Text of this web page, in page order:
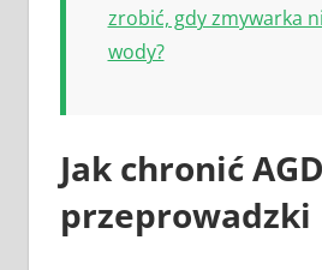
zrobić, gdy zmywarka
wody?
Jak chronić
przeprowadzki